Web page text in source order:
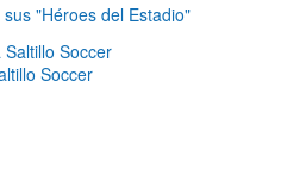
"Héroes del Estadio"
Soccer